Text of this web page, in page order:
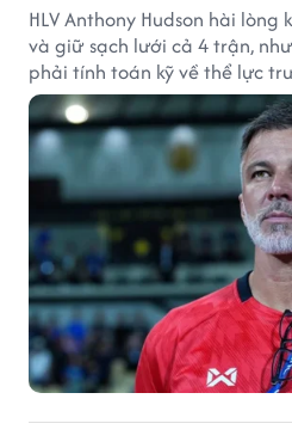
HLV Anthony Hudson hài
và giữ sạch lưới cả 4 trận,
phải tính toán kỹ về thể lực
2026.